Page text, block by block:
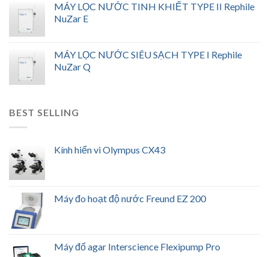
MÁY LỌC NƯỚC TINH KHIẾT TYPE II Rephile
NuZar E
MÁY LỌC NƯỚC SIÊU SẠCH TYPE I Rephile
NuZar Q
BEST SELLING
Kính hiển vi Olympus CX43
Máy đo hoạt độ nước Freund EZ 200
Máy đổ agar Interscience Flexipump Pro